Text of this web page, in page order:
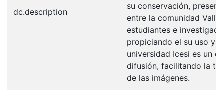
dc.description
su conservación,
entre la comunidad
estudiantes e
propiciando el su uso y
universidad Icesi es un
difusión, facilitando la
de las imágenes.